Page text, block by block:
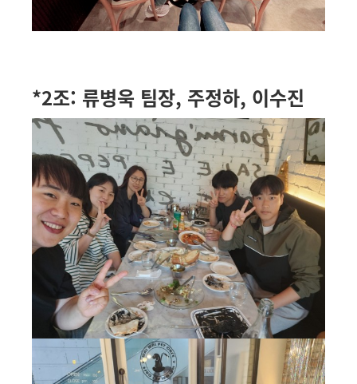
*2조: 류병욱 팀장, 주정하, 이수진